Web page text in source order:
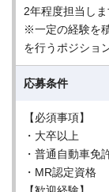
2年程度担当しま
※一定の経験を
を行うポジショ
応募条件
【必須事項】
・大卒以上
・普通自動車免
・MR認定資格